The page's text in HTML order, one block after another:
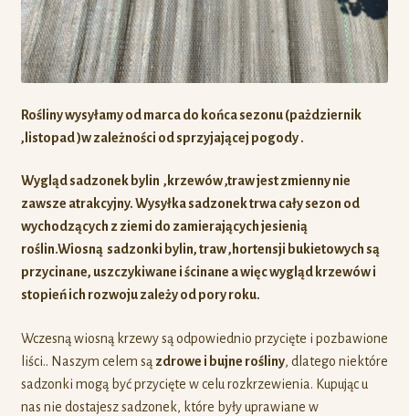
Rośliny wysyłamy od marca do końca sezonu (pażdziernik
,listopad )w zależności od sprzyjającej pogody .
Wygląd sadzonek bylin ,krzewów ,traw jest zmienny nie
zawsze atrakcyjny. Wysyłka sadzonek trwa cały sezon od
wychodzących z ziemi do zamierających jesienią
roślin.Wiosną sadzonki bylin, traw ,hortensji bukietowych są
przycinane, uszczykiwane i ścinane a więcwygląd krzewów i
stopień ich rozwoju zależy od pory roku.
Wczesną wiosną krzewy są odpowiednio przycięte i pozbawione
liści.. Naszym celem są zdrowe i bujne rośliny, dlatego niektóre
sadzonki mogą być przycięte w celu rozkrzewienia. Kupując u
nas nie dostajesz sadzonek, które były uprawiane w